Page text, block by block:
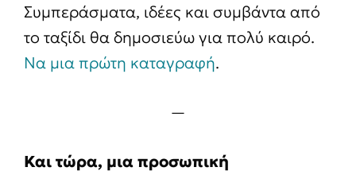
Συμπεράσματα, ιδέες και συμβάντα από
το ταξίδι θα δημοσιεύω για πολύ καιρό.
Να μια πρώτη καταγραφή.
—
Και τώρα, μια προσωπική